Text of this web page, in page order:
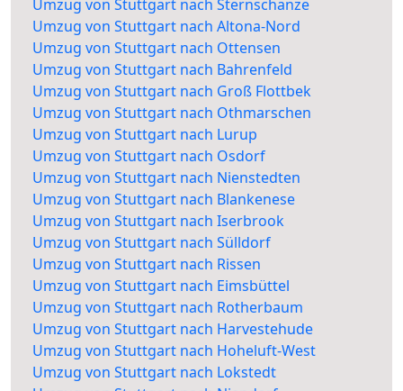
Umzug von Stuttgart nach Sternschanze
Umzug von Stuttgart nach Altona-Nord
Umzug von Stuttgart nach Ottensen
Umzug von Stuttgart nach Bahrenfeld
Umzug von Stuttgart nach Groß Flottbek
Umzug von Stuttgart nach Othmarschen
Umzug von Stuttgart nach Lurup
Umzug von Stuttgart nach Osdorf
Umzug von Stuttgart nach Nienstedten
Umzug von Stuttgart nach Blankenese
Umzug von Stuttgart nach Iserbrook
Umzug von Stuttgart nach Sülldorf
Umzug von Stuttgart nach Rissen
Umzug von Stuttgart nach Eimsbüttel
Umzug von Stuttgart nach Rotherbaum
Umzug von Stuttgart nach Harvestehude
Umzug von Stuttgart nach Hoheluft-West
Umzug von Stuttgart nach Lokstedt